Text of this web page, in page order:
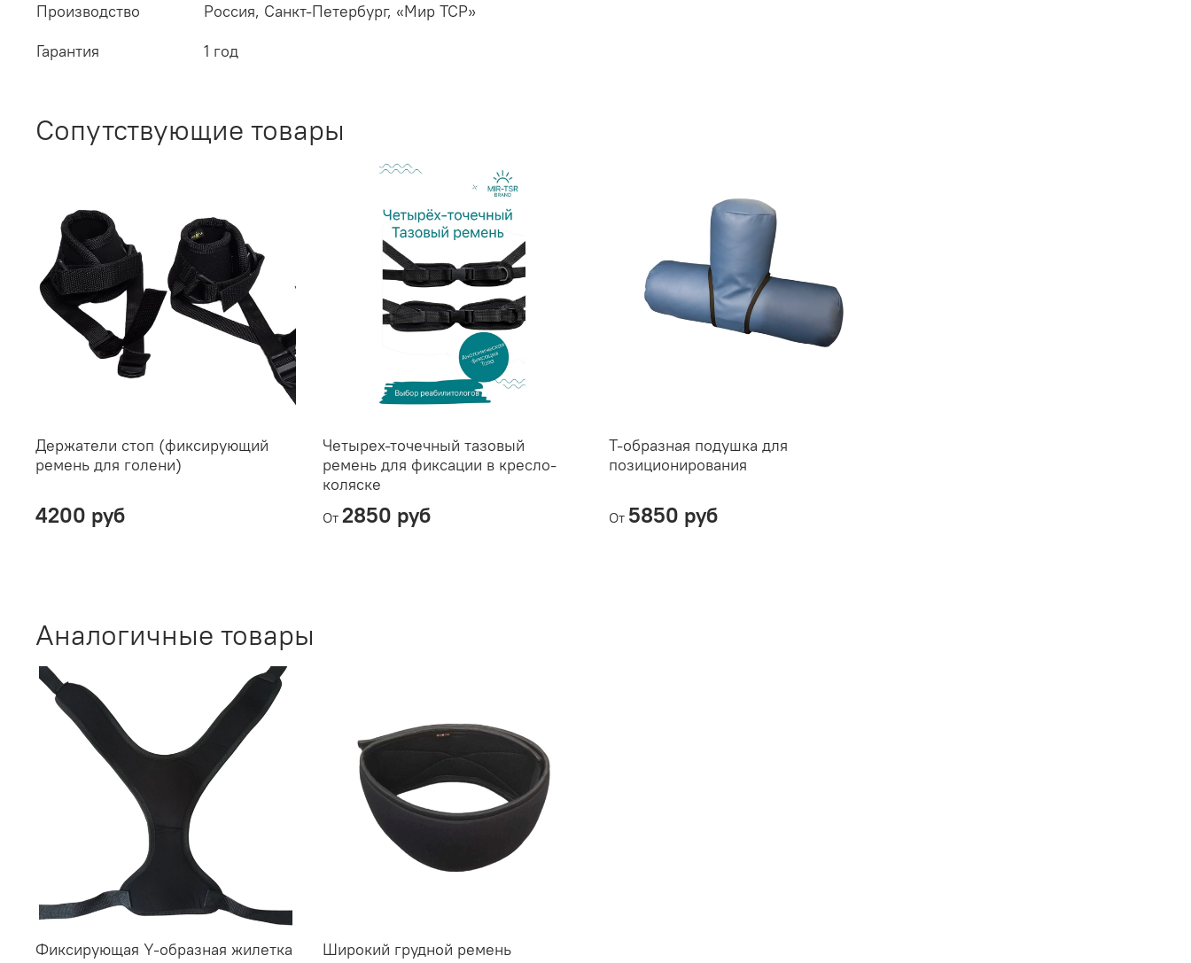
Производство
Россия, Санкт-Петербург, «Мир ТСР»
Гарантия
1 год
Сопутствующие товары
Держатели стоп (фиксирующий
ремень для голени)
4200 руб
Четырех-точечный тазовый
ремень для фиксации в кресло-
коляске
От 2850 руб
Т-образная подушка для
позиционирования
От 5850 руб
Аналогичные товары
Фиксирующая Y-образная жилетка
Широкий грудной ремень